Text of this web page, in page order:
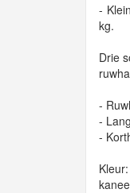
-
kg.
Drie
-
-
-